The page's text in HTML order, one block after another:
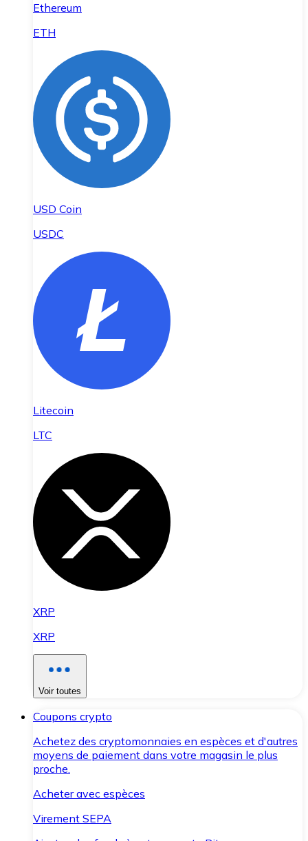
Ethereum
ETH
USD Coin
USDC
Litecoin
LTC
XRP
XRP
Voir toutes
Coupons crypto
Achetez des cryptomonnaies en espèces et d'autres
moyens de paiement dans votre magasin le plus
proche.
Acheter avec espèces
Virement SEPA